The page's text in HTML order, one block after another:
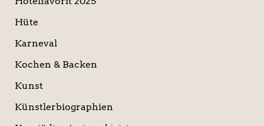
Hüte
Karneval
Kochen & Backen
Kunst
Künstlerbiographien